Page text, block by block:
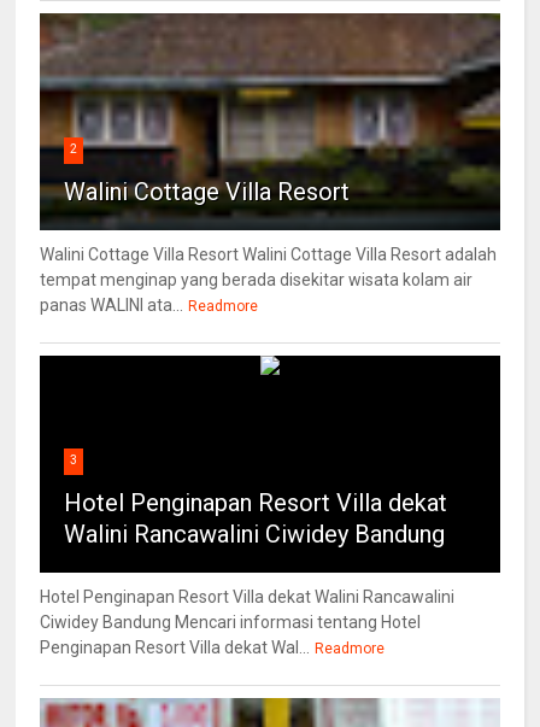
2
Walini Cottage Villa Resort
Walini Cottage Villa Resort Walini Cottage Villa Resort adalah
tempat menginap yang berada disekitar wisata kolam air
panas WALINI ata...
Readmore
3
Hotel Penginapan Resort Villa dekat
Walini Rancawalini Ciwidey Bandung
Hotel Penginapan Resort Villa dekat Walini Rancawalini
Ciwidey Bandung Mencari informasi tentang Hotel
Penginapan Resort Villa dekat Wal...
Readmore